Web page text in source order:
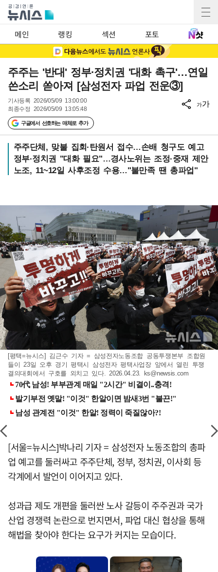
메인 랭킹 섹션 포토
주주는 '반대' 정부·정치권 '대화 촉구'…연일
쓴소리 쏟아져 [삼성전자 파업 전운③]
기사등록 2026/05/09 13:00:00
최종수정 2026/05/09 13:05:48
구글에서 선호하는 매체로 추가
가가
주주단체, 맞불 집회·탄원서 접수…손배 청구도 예고
정부·정치권 "대화 필요"…경사노위는 조정·중재 제안
노조, 11~12일 사후조정 수용…"불만족 땐 총파업"
[평택=뉴시스] 김근수 기자 = 삼성전자노동조합 공동투쟁본부 조합원
들이 23일 오후 경기 평택시 삼성전자 평택사업장 앞에서 열린 투쟁
결의대회에서 구호를 외치고 있다. 2026.04.23.
ks@newsis.com
[서울=뉴시스]박나리 기자 = 삼성전자 노동조합의 총파
업 예고를 둘러싸고 주주단체, 정부, 정치권, 이사회 등
각계에서 발언이 이어지고 있다.
성과급 제도 개편을 둘러싼 노사 갈등이 주주권과 국가
산업 경쟁력 논란으로 번지면서, 파업 대신 협상을 통해
해법을 찾아야 한다는 요구가 커지는 모습이다.